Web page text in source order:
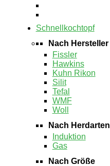
Schnellkochtopf
Nach Hersteller
Fissler
Hawkins
Kuhn Rikon
Silit
Tefal
WMF
Woll
Nach Herdarten
Induktion
Gas
Nach Größe